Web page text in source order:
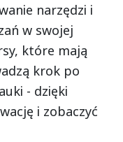
narzędzi i
w swojej
które mają
krok po
- dzięki
i zobaczyć